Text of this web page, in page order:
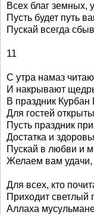
Всех благ земных,
Пусть будет путь
Пускай всегда
11
С утра намаз
И накрывают
В праздник
Для гостей
Пусть праздник
Достатка и
Пускай в любви и
Желаем вам удачи,
Для всех, кто
Приходит светлый
Аллаха